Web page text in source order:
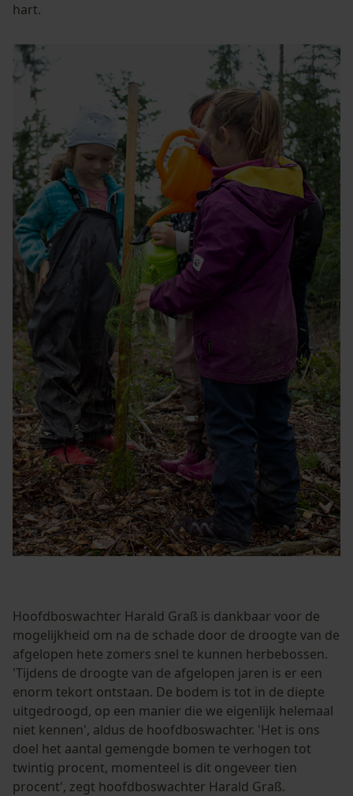
hart.
Hoofdboswachter Harald Graß is dankbaar voor de
mogelijkheid om na de schade door de droogte van de
afgelopen hete zomers snel te kunnen herbebossen.
'Tijdens de droogte van de afgelopen jaren is er een
enorm tekort ontstaan. De bodem is tot in de diepte
uitgedroogd, op een manier die we eigenlijk helemaal
niet kennen', aldus de hoofdboswachter. 'Het is ons
doel het aantal gemengde bomen te verhogen tot
twintig procent, momenteel is dit ongeveer tien
procent', zegt hoofdboswachter Harald Graß.